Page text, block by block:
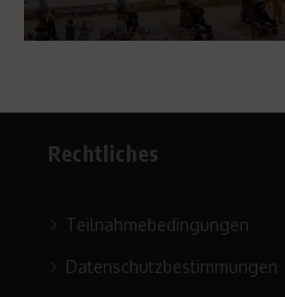
Rechtliches
Teilnahmebedingungen
Datenschutzbestimmungen